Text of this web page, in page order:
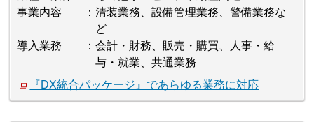
事業内容
清装業務、設備管理業務、警備業務な
ど
導入業務
会計・財務、販売・購買、人事・給
与・就業、共通業務
『DX統合パッケージ』であらゆる業務に対応